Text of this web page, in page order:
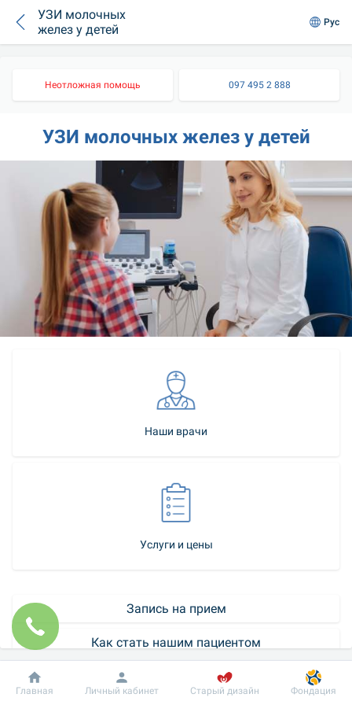
УЗИ молочных
желез у детей
Рус
Неотложная помощь 097 495 2 888
УЗИ молочных желез у детей
Наши врачи
Услуги и цены
Запись на прием
Как стать нашим пациентом
Контакт-центр
Добробут
Информация Пациенту
Главная Личный кабинет Старый дизайн Фондация